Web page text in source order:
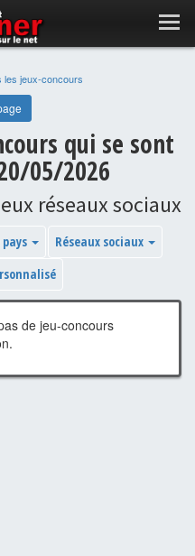
les jeux-concours
qui se sont
05/2026
réseaux sociaux
Réseaux sociaux
de jeu-concours